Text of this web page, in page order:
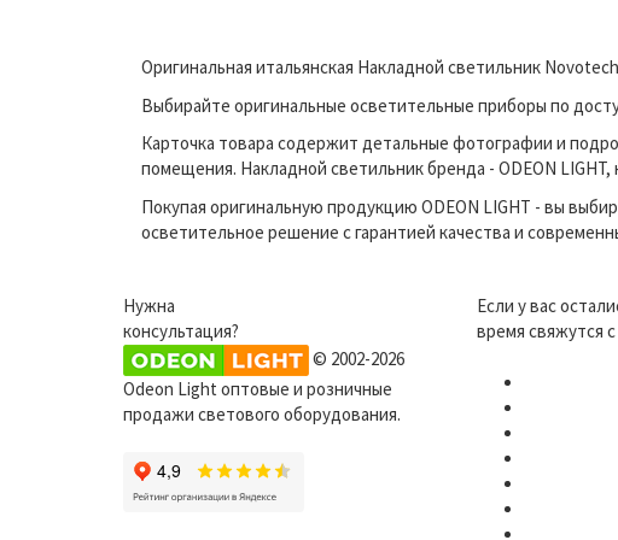
Оригинальная итальянская Накладной светильник
Выбирайте оригинальные осветительные приборы по
Карточка товара содержит детальные фотографии и
помещения. Накладной светильник бренда - ODEON
Покупая оригинальную продукцию ODEON LIGHT - вы
осветительное решение с гарантией качества и
Нужна
консультация?
Если у вас
время свяжутся
© 2002-2026
Odeon Light оптовые и розничные
продажи светового оборудования.